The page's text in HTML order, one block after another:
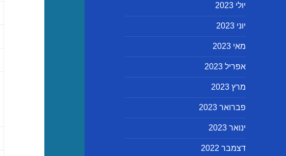
יולי 2023
יוני 2023
מאי 2023
אפריל 2023
מרץ 2023
פברואר 2023
ינואר 2023
דצמבר 2022